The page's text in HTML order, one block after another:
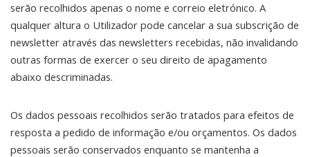
serão recolhidos apenas o nome e correio eletrónico. A
qualquer altura o Utilizador pode cancelar a sua subscrição de
newsletter através das newsletters recebidas, não invalidando
outras formas de exercer o seu direito de apagamento
abaixo descriminadas.
Os dados pessoais recolhidos serão tratados para efeitos de
resposta a pedido de informação e/ou orçamentos. Os dados
pessoais serão conservados enquanto se mantenha a